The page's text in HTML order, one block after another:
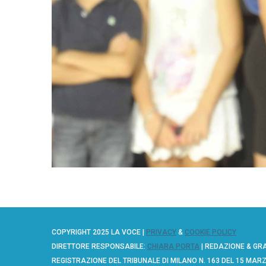
COPYRIGHT 2025 LA VOCE | PRIVACY & COOKIE POLICY
DIRETTORE RESPONSABILE: CHIARA PORTA | REDAZIONE &
REGISTRAZIONE DEL TRIBUNALE DI MILANO N. 163 DEL 15